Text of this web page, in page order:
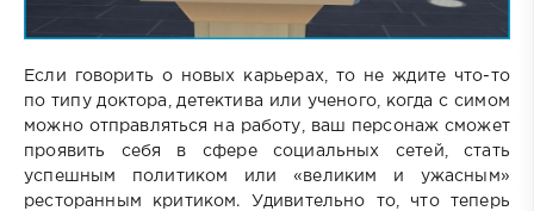
Если говорить о новых карьерах, то не ждите что-то
по типу доктора, детектива или ученого, когда с симом
можно отправляться на работу, ваш персонаж сможет
проявить себя в сфере социальных сетей, стать
успешным политиком или «великим и ужасным»
ресторанным критиком. Удивительно то, что теперь